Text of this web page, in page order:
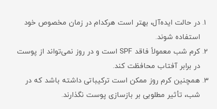
در حالت ایده‌آل، بهتر است هرکدام در زمان مخصوص خود
استفاده شوند.
کرم شب معمولاً فاقد SPF است و در روز نمی‌تواند از پوست
در برابر آفتاب محافظت کند.
همچنین کرم روز ممکن است ترکیباتی داشته باشد که در
شب، تأثیر مطلوبی بر بازسازی پوست نگذارند.